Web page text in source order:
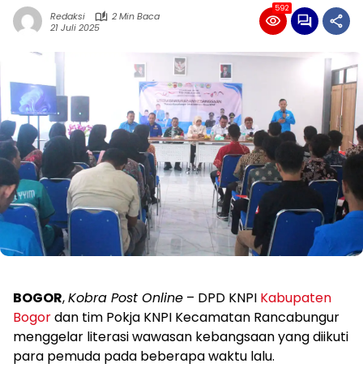
Redaksi
2 Min Baca
21 Juli 2025
592
BOGOR,Kobra Post Online – DPD KNPI Kabupaten
Bogordan tim Pokja KNPI Kecamatan Rancabungur
menggelar literasi wawasan kebangsaan yang diikuti
para pemuda pada beberapa waktu lalu.